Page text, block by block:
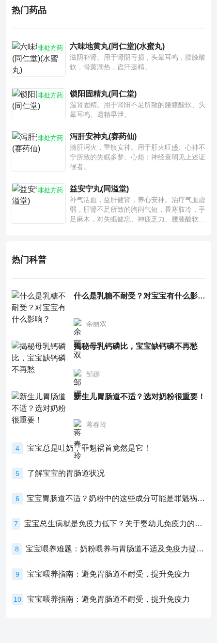
热门药品
非处方药 六味地黄丸(同仁堂)(水蜜丸)
滋阴补肾。用于肾阴亏损，头晕耳鸣，腰膝酸
软，骨蒸潮热，盗汗遗精。
非处方药 锁阳固精丸(同仁堂)
温肾固精。用于肾阳不足所致的腰膝酸软、头
晕耳鸣、遗精早泄。
非处方药 泻肝安神丸(赛药仙)
清肝泻火，重镇安神。用于肝火旺盛、心神不
宁所致的失眠多梦、心烦；神经衰弱见上述证
候者。
非处方药 益安宁丸(同溢堂)
补气活血，益肝健肾，养心安神。治疗气血虚
弱，肝肾不足所致的胸闷气短，畏寒肢冷，手
足麻木，对失眠健忘、神疲乏力、腰膝酸软也
热门科普
什么是乳糖不耐受？对宝宝有什么影响？
余丽双
揭秘母乳钙磷比，宝宝缺钙磷不再愁
邹娜
新生儿胃肠道不适？选对奶粉很重要！
蒋春玲
4 宝宝总是吐奶，罪魁祸首竟然是它！
5 了解宝宝的胃肠道状况
6 宝宝胃肠道不适？奶粉中的这些成分可能是罪魁祸首！
7 宝宝总生病就是免疫力低下？关于婴幼儿免疫力的真相，家长必须了解！
8 宝宝喂养难题：奶粉喂养与胃肠道不适及免疫力提升的奥秘
9 宝宝喂养指南：避免胃肠道不耐受，提升免疫力
10 宝宝喂养指南：避免胃肠道不耐受，提升免疫力